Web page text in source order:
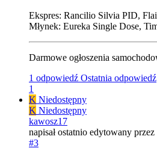
Ekspres: Rancilio Silvia PID,
Młynek: Eureka Single Dose,
Darmowe ogłoszenia
1 odpowiedź Ostatnia odpowiedź
1
K Niedostępny
K Niedostępny
kawosz17
napisałostatnio edytowany przez
#3